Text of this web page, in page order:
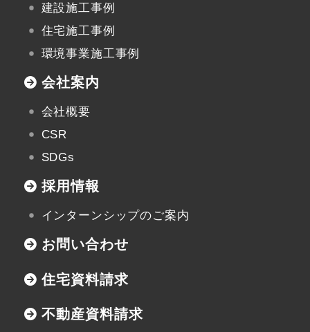
建設施工事例
住宅施工事例
環境事業施工事例
会社案内
会社概要
CSR
SDGs
採用情報
インターンシップのご案内
お問い合わせ
住宅資料請求
不動産資料請求